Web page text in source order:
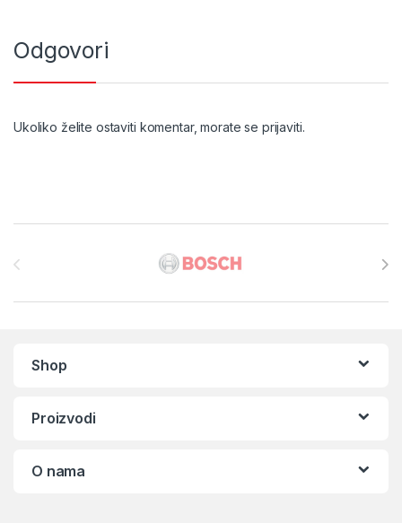
Odgovori
Ukoliko želite ostaviti komentar, morate se prijaviti.
Shop
Proizvodi
O nama